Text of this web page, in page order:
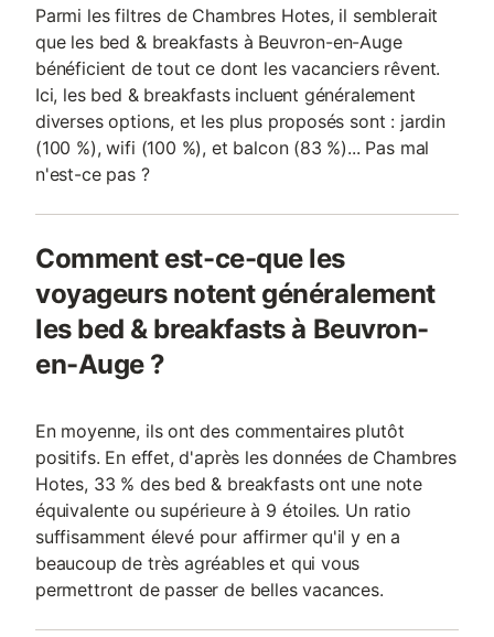
Parmi les filtres de Chambres Hotes, il semblerait
que les bed & breakfasts à Beuvron-en-Auge
bénéficient de tout ce dont les vacanciers rêvent.
Ici, les bed & breakfasts incluent généralement
diverses options, et les plus proposés sont : jardin
(100 %), wifi (100 %), et balcon (83 %)... Pas mal
n'est-ce pas ?
Comment est-ce-que les
voyageurs notent généralement
les bed & breakfasts à Beuvron-
en-Auge ?
En moyenne, ils ont des commentaires plutôt
positifs. En effet, d'après les données de Chambres
Hotes, 33 % des bed & breakfasts ont une note
équivalente ou supérieure à 9 étoiles. Un ratio
suffisamment élevé pour affirmer qu'il y en a
beaucoup de très agréables et qui vous
permettront de passer de belles vacances.